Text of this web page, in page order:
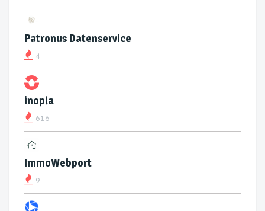
Patronus Datenservice
4
inopla
616
ImmoWebport
9